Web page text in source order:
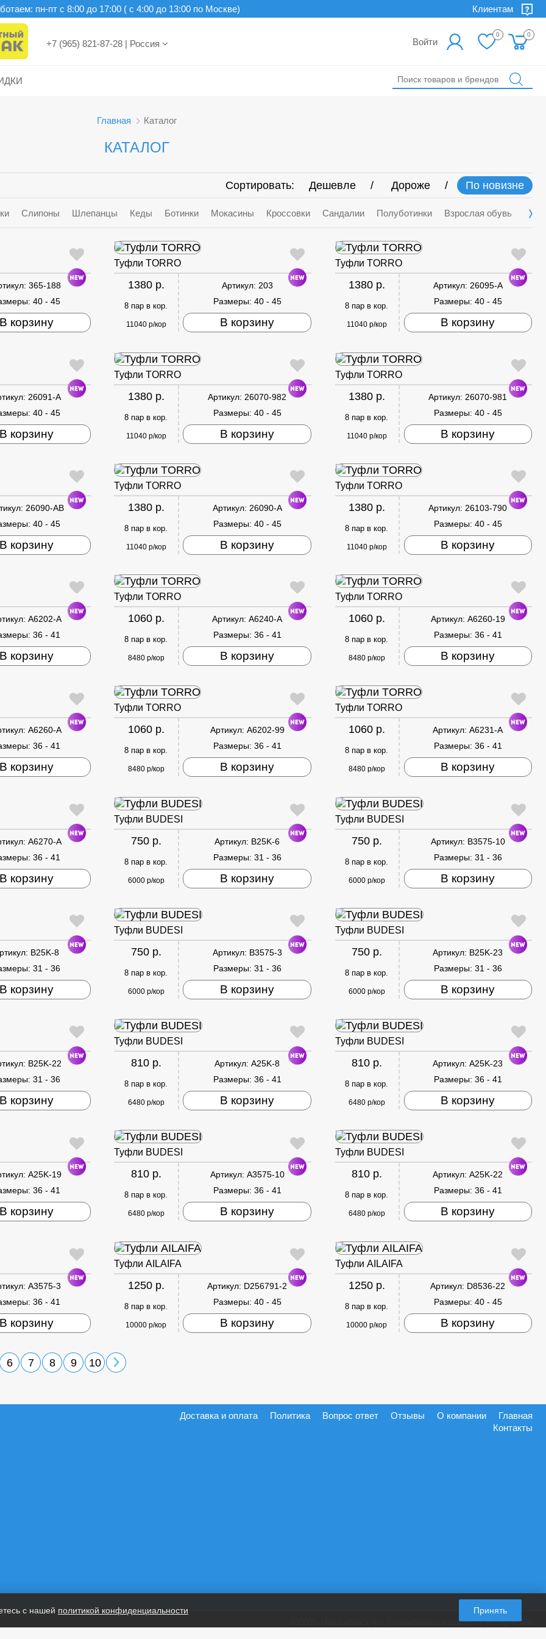
Клиентам
пн-пт c 8:00 до 17:00 ( с 4:00 до 13:00 по Москве)
+7 (965) 821-87-28 | Россия Войти
0 0
Главная Каталог
КАТАЛОГ
Сортировать: Дешевле Дороже По новизне
Слипоны Шлепанцы Кеды Ботинки Мокасины Кроссовки Сандалии Полуботинки Взрослая обувь
365-188
40 - 45
В корзину
Туфли TORRO
1380 р.
8 пар в кор.
11040 р/кор
Артикул: 203
Размеры: 40 - 45
В корзину
Туфли TORRO
1380 р.
8 пар в кор.
11040 р/кор
Артикул: 26095-A
Размеры: 40 - 45
В корзину
26091-A
40 - 45
В корзину
Туфли TORRO
1380 р.
8 пар в кор.
11040 р/кор
Артикул: 26070-982
Размеры: 40 - 45
В корзину
Туфли TORRO
1380 р.
8 пар в кор.
11040 р/кор
Артикул: 26070-981
Размеры: 40 - 45
В корзину
26090-AB
40 - 45
В корзину
Туфли TORRO
1380 р.
8 пар в кор.
11040 р/кор
Артикул: 26090-A
Размеры: 40 - 45
В корзину
Туфли TORRO
1380 р.
8 пар в кор.
11040 р/кор
Артикул: 26103-790
Размеры: 40 - 45
В корзину
A6202-A
36 - 41
В корзину
Туфли TORRO
1060 р.
8 пар в кор.
8480 р/кор
Артикул:A6240-A
Размеры: 36 - 41
В корзину
Туфли TORRO
1060 р.
8 пар в кор.
8480 р/кор
Артикул: A6260-19
Размеры: 36 - 41
В корзину
A6260-A
36 - 41
В корзину
Туфли TORRO
1060 р.
8 пар в кор.
8480 р/кор
Артикул: A6202-99
Размеры: 36 - 41
В корзину
Туфли TORRO
1060 р.
8 пар в кор.
8480 р/кор
Артикул:A6231-A
Размеры: 36 - 41
В корзину
A6270-A
36 - 41
В корзину
Туфли BUDESI
750 р.
8 пар в кор.
6000 р/кор
Артикул: B25K-6
Размеры: 31 - 36
В корзину
Туфли BUDESI
750 р.
8 пар в кор.
6000 р/кор
Артикул: B3575-10
Размеры: 31 - 36
В корзину
B25K-8
31 - 36
В корзину
Туфли BUDESI
750 р.
8 пар в кор.
6000 р/кор
Артикул: B3575-3
Размеры: 31 - 36
В корзину
Туфли BUDESI
750 р.
8 пар в кор.
6000 р/кор
Артикул: B25K-23
Размеры: 31 - 36
В корзину
B25K-22
31 - 36
В корзину
Туфли BUDESI
810 р.
8 пар в кор.
6480 р/кор
Артикул:A25K-8
Размеры: 36 - 41
В корзину
Туфли BUDESI
810 р.
8 пар в кор.
6480 р/кор
Артикул:A25K-23
Размеры: 36 - 41
В корзину
A25K-19
36 - 41
В корзину
Туфли BUDESI
810 р.
8 пар в кор.
6480 р/кор
Артикул: A3575-10
Размеры: 36 - 41
В корзину
Туфли BUDESI
810 р.
8 пар в кор.
6480 р/кор
Артикул:A25K-22
Размеры: 36 - 41
В корзину
A3575-3
36 - 41
В корзину
Туфли AILAIFA
1250 р.
8 пар в кор.
10000 р/кор
Артикул: D256791-2
Размеры: 40 - 45
В корзину
Туфли AILAIFA
1250 р.
8 пар в кор.
10000 р/кор
Артикул: D8536-22
Размеры: 40 - 45
В корзину
6 7 8 9 10
Главная
О компании
Отзывы
Вопрос ответ
Политика
Доставка и оплата
Контакты
630005, Новосибирск, ул. Гусинобродское шоссе, д.35, офис 400
с нашей политикой конфиденциальности Принять